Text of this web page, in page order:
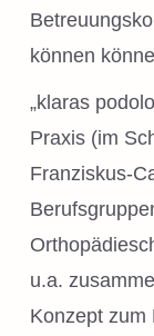
können
„klaras
Praxis (im
Franziskus-
u.a.
Konzept zum